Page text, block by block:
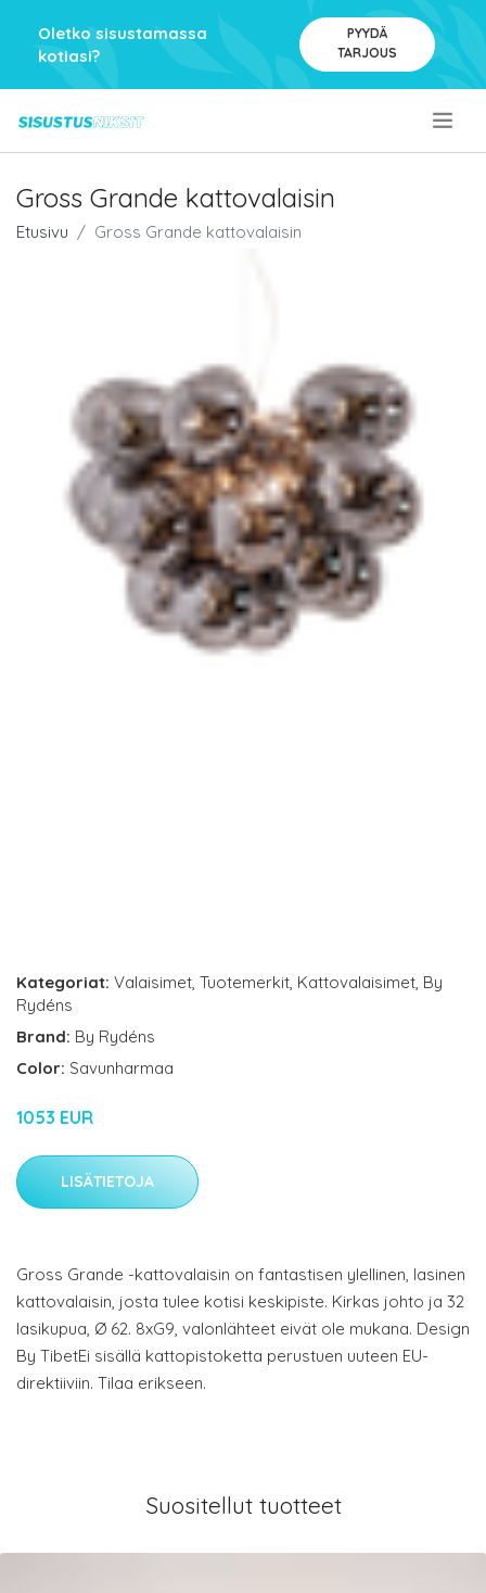
Oletko sisustamassa
kotiasi?
PYYDÄ
TARJOUS
Gross Grande kattovalaisin
Etusivu Gross Grande kattovalaisin
Kategoriat: Valaisimet, Tuotemerkit, Kattovalaisimet, By
Rydéns
Brand: By Rydéns
Color: Savunharmaa
1053 EUR
LISÄTIETOJA
Gross Grande -kattovalaisin on fantastisen ylellinen, lasinen
kattovalaisin, josta tulee kotisi keskipiste. Kirkas johto ja 32
lasikupua, Ø 62. 8xG9, valonlähteet eivät ole mukana. Design
By TibetEi sisällä kattopistoketta perustuen uuteen EU-
direktiiviin. Tilaa erikseen.
Suositellut tuotteet